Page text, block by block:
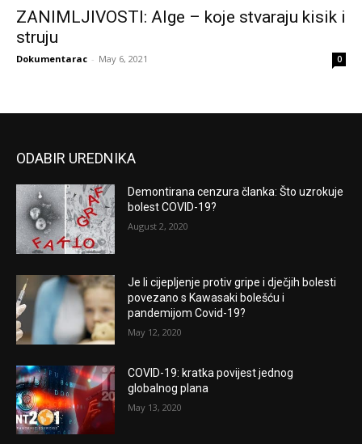
ZANIMLJIVOSTI: Alge – koje stvaraju kisik i
struju
Dokumentarac - May 6, 2021 0
ODABIR UREDNIKA
Demontirana cenzura članka: Što uzrokuje
bolest COVID-19?
August 2, 2020
Je li cijepljenje protiv gripe i dječjih bolesti
povezano s Kawasaki bolešću i
pandemijom Covid-19?
May 12, 2020
COVID-19: kratka povijest jednog
globalnog plana
May 13, 2020